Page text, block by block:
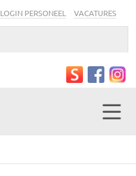
LOGIN PERSONEEL VACATURES